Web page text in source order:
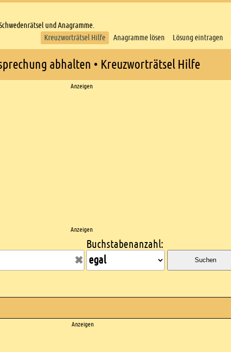
und Anagramme.
Kreuzworträtsel Hilfe
Anagramme lösen Lösung eintragen
abhalten • Kreuzworträtsel Hilfe
Anzeigen
Anzeigen
Buchstabenanzahl:
Suchen
Anzeigen